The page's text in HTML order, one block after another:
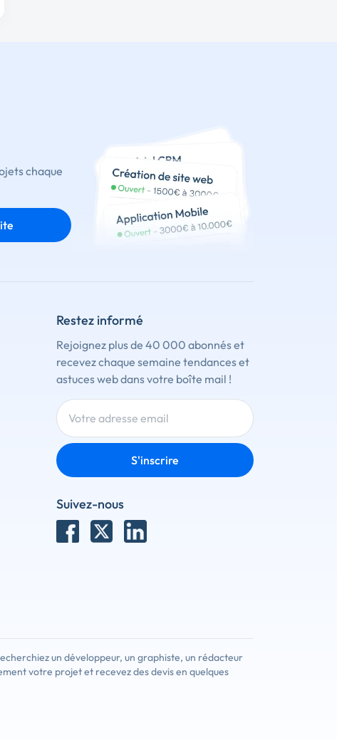
chaque
Restez informé
Rejoignez plus de 40 000 abonnés et
recevez chaque semaine tendances et
astuces web dans votre boîte mail !
S'inscrire
Suivez-nous
un développeur, un graphiste, un rédacteur
votre projet et recevez des devis en quelques